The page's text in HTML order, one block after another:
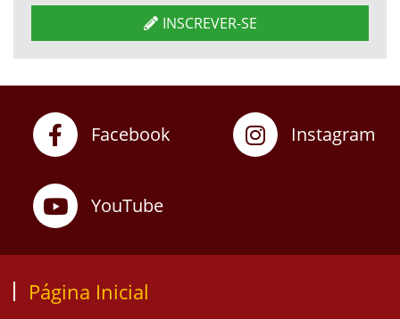
INSCREVER-SE
Facebook Instagram
YouTube
Página Inicial